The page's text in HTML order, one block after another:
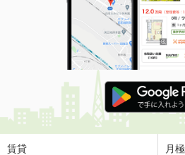
住 所
広島県広島
専有面積 57.93m²
間取り
2LDK
広島県福山市港町１丁目
価 格
3.50万円
住 所
広島県福山市
専有面積
賃貸 月